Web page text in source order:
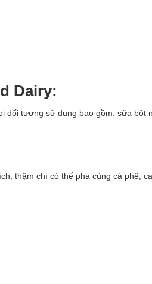
Dairy:
tượng sử dụng bao gồm: sữa bột
thậm chí có thể pha cùng cà phê,